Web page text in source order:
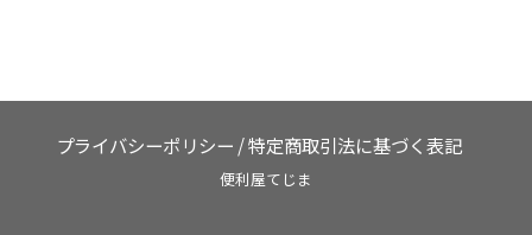
プライバシーポリシー /特定商取引法に基づく表記
便利屋てじま